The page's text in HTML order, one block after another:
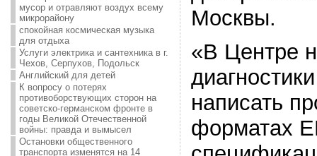
мусор и отравляют воздух всему
микрорайону
спокойная космическая музыка
для отдыха
Услуги электрика и сантехника в г.
Чехов, Серпухов, Подольск
Английский для детей
К вопросу о потерях
противоборствующих сторон на
советско-германском фронте в
годы Великой Отечественной
войны: правда и вымысел
Остановки общественного
транспорта изменятся на 14
Москвы.
«В Центре
написать
форматах